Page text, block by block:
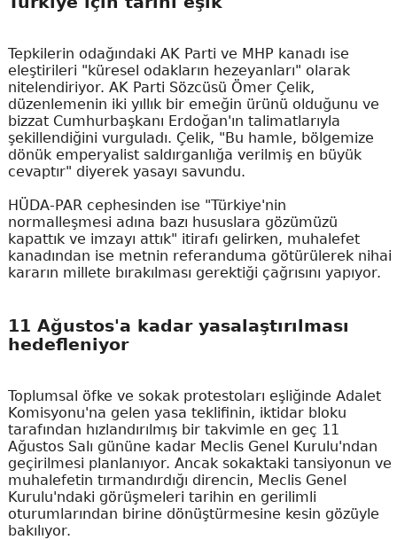
Tepkilerin odağındaki AK Parti ve MHP kanadı ise
eleştirileri "küresel odakların hezeyanları" olarak
nitelendiriyor. AK Parti Sözcüsü Ömer Çelik,
düzenlemenin iki yıllık bir emeğin ürünü olduğunu ve
bizzat Cumhurbaşkanı Erdoğan'ın talimatlarıyla
şekillendiğini vurguladı. Çelik, "Bu hamle, bölgemize
dönük emperyalist saldırganlığa verilmiş en büyük
cevaptır" diyerek yasayı savundu.
HÜDA-PAR cephesinden ise "Türkiye'nin
normalleşmesi adına bazı hususlara gözümüzü
kapattık ve imzayı attık" itirafı gelirken, muhalefet
kanadından ise metnin referanduma götürülerek nihai
kararın millete bırakılması gerektiği çağrısını yapıyor.
11 Ağustos'a kadar yasalaştırılması
hedefleniyor
Toplumsal öfke ve sokak protestoları eşliğinde Adalet
Komisyonu'na gelen yasa teklifinin, iktidar bloku
tarafından hızlandırılmış bir takvimle en geç 11
Ağustos Salı gününe kadar Meclis Genel Kurulu'ndan
geçirilmesi planlanıyor. Ancak sokaktaki tansiyonun ve
muhalefetin tırmandırdığı direncin, Meclis Genel
Kurulu'ndaki görüşmeleri tarihin en gerilimli
oturumlarından birine dönüştürmesine kesin gözüyle
bakılıyor.